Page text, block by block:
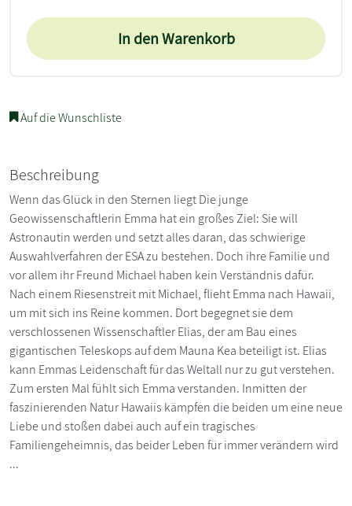
In den Warenkorb
Auf die Wunschliste
Beschreibung
Wenn das Glück in den Sternen liegt Die junge
Geowissenschaftlerin Emma hat ein großes Ziel: Sie will
Astronautin werden und setzt alles daran, das schwierige
Auswahlverfahren der ESA zu bestehen. Doch ihre Familie und
vor allem ihr Freund Michael haben kein Verständnis dafür.
Nach einem Riesenstreit mit Michael, flieht Emma nach Hawaii,
um mit sich ins Reine kommen. Dort begegnet sie dem
verschlossenen Wissenschaftler Elias, der am Bau eines
gigantischen Teleskops auf dem Mauna Kea beteiligt ist. Elias
kann Emmas Leidenschaft für das Weltall nur zu gut verstehen.
Zum ersten Mal fühlt sich Emma verstanden. Inmitten der
faszinierenden Natur Hawaiis kämpfen die beiden um eine neue
Liebe und stoßen dabei auch auf ein tragisches
Familiengeheimnis, das beider Leben für immer verändern wird
...